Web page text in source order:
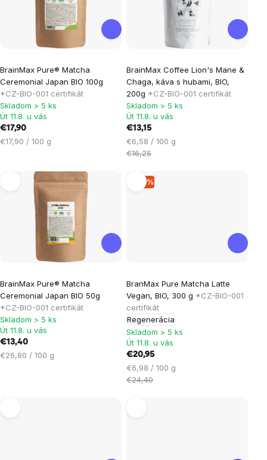
BrainMax Pure® Matcha
Ceremonial Japan BIO 100g
*CZ-BIO-001 certifikát
hodnotenie
produktu
je
4,9
z
5
Skladom > 5 ks
Út 11.8. u vás
€17,90
Jednotková
€17,90 / 100 g
BrainMax Coffee Lion's Mane &
Chaga, káva s hubami, BIO,
200g *CZ-BIO-001 certifikát
hodnotenie
produktu
je
5,0
z
5
Skladom > 5 ks
Út 11.8. u vás
€13,15
Jednotková
cena:
€6,58 / 100 g
€16,25
BrainMax Pure® Matcha
Ceremonial Japan BIO 50g
*CZ-BIO-001 certifikát
hodnotenie
produktu
je
5,0
z
5
Skladom > 5 ks
Út 11.8. u vás
€13,40
Jednotková
€26,80 / 100 g
–14 %
BranMax Pure Matcha Latte
Vegan, BIO, 300 g *CZ-BIO-001
certifikát
Regenerácia
hodnotenie
produktu
je
5,0
z
5
hviezdičiek.
Skladom > 5 ks
Út 11.8. u vás
€20,95
Jednotková
cena:
€6,98 / 100 g
€24,40